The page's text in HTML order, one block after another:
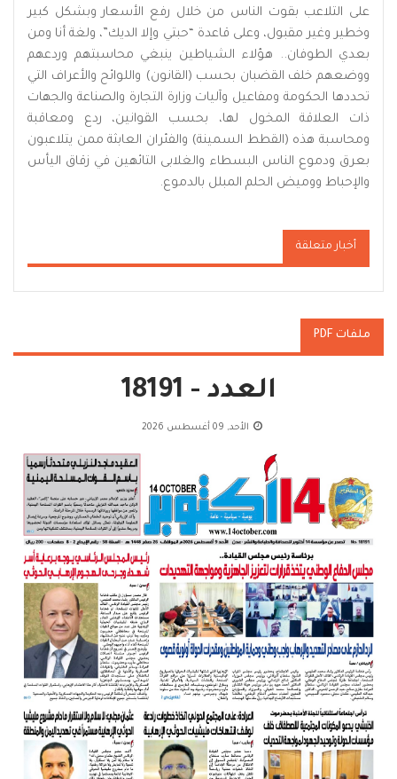
على التلاعب بقوت الناس من خلال رفع الأسعار وبشكل كبير
وخطير وغير مقبول، وعلى قاعدة “حبتي وإلا الديك”، ولغة أنا ومن
بعدي الطوفان.. هؤلاء الشياطين ينبغي محاسبتهم وردعهم
ووضعهم خلف القضبان بحسب (القانون) واللوائح والأعراف التي
تحددها الحكومة ومفاعيل وآليات وزارة التجارة والصناعة والجهات
ذات العلاقة المخول لها، بحسب القوانين، ردع ومعاقبة
ومحاسبة هذه (القطط السمينة) والفئران العابثة ممن يتلاعبون
بعرق ودموع الناس البسطاء والغلابى التائهين في زقاق اليأس
والإحباط ووميض الحلم المبلل بالدموع.
أخبار متعلقة
ملفات PDF
العدد - 18191
الأحد, 09 أغسطس 2026